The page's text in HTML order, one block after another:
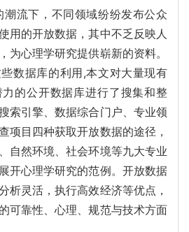
潮流下，不同领域纷纷发布公众
用的开放数据，其中不乏反映人
为心理学研究提供崭新的资料。
数据库的利用,本文对大量现有
的公开数据库进行了搜集和整
索引擎、数据综合门户、专业领
项目四种获取开放数据的途径，
自然环境、社会环境等九大专业
开心理学研究的范例。开放数据
析灵活，执行高效经济等优点，
可靠性、心理、规范与技术方面